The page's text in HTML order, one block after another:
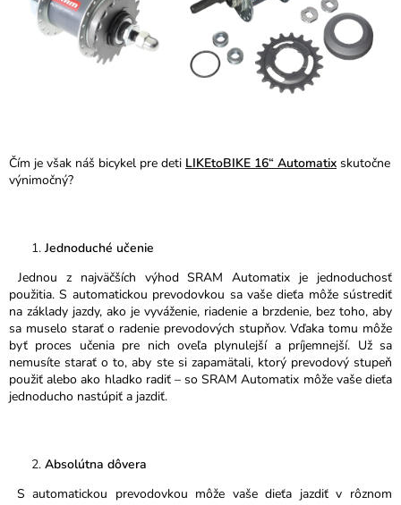
Čím je však náš bicykel pre deti LIKEtoBIKE 16“ Automatix skutočne
výnimočný?
Jednoduché učenie
Jednou z najväčších výhod SRAM Automatix je jednoduchosť
použitia. S automatickou prevodovkou sa vaše dieťa môže sústrediť
na základy jazdy, ako je vyváženie, riadenie a brzdenie, bez toho, aby
sa muselo starať o radenie prevodových stupňov. Vďaka tomu môže
byť proces učenia pre nich oveľa plynulejší a príjemnejší. Už sa
nemusíte starať o to, aby ste si zapamätali, ktorý prevodový stupeň
použiť alebo ako hladko radiť – so SRAM Automatix môže vaše dieťa
jednoducho nastúpiť a jazdiť.
Absolútna dôvera
S automatickou prevodovkou môže vaše dieťa jazdiť v rôznom